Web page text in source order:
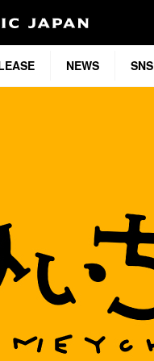
NEWS SNS